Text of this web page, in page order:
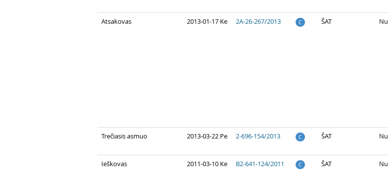
Atsakovas 2013-01-17 Ke 2A-26-267/2013 C ŠAT
Trečiasis asmuo 2013-03-22 Pe 2-696-154/2013 C ŠAT
Ieškovas 2011-03-10 Ke B2-641-124/2011 C ŠAT